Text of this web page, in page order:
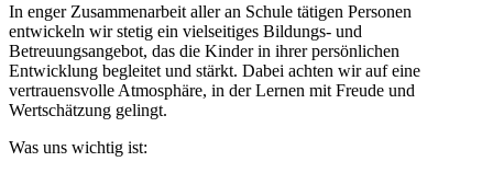
In enger Zusammenarbeit aller an Schule tätigen Personen
entwickeln wir stetig ein vielseitiges Bildungs- und
Betreuungsangebot, das die Kinder in ihrer persönlichen
Entwicklung begleitet und stärkt. Dabei achten wir auf eine
vertrauensvolle Atmosphäre, in der Lernen mit Freude und
Wertschätzung gelingt.
Was uns wichtig ist: